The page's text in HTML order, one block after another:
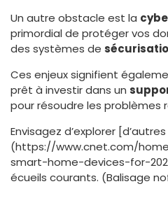
Un autre obstacle est la
primordial de protéger vos
des systèmes de
Ces enjeux signifient
prêt à investir dans un
pour résoudre les problèmes
Envisagez d’explorer
(https://www.cnet.com/
smart-home-devices-for-
écueils courants. (Balisage